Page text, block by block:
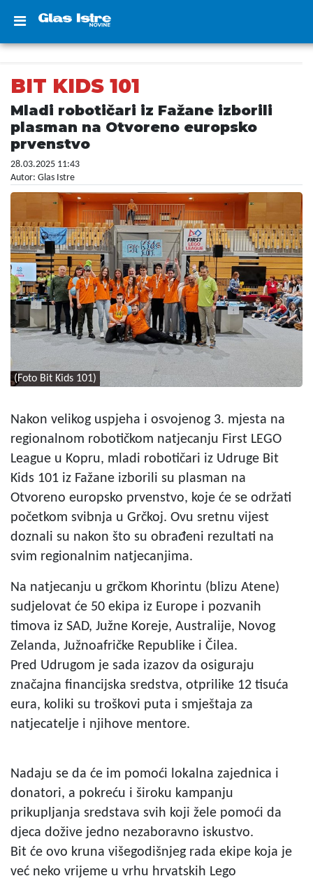
BIT KIDS 101
Mladi robotičari iz Fažane izborili
plasman na Otvoreno europsko
prvenstvo
28.03.2025 11:43
Autor: Glas Istre
(Foto Bit Kids 101)
Nakon velikog uspjeha i osvojenog 3. mjesta na
regionalnom robotičkom natjecanju First LEGO
League u Kopru, mladi robotičari iz Udruge Bit
Kids 101 iz Fažane izborili su plasman na
Otvoreno europsko prvenstvo, koje će se održati
početkom svibnja u Grčkoj. Ovu sretnu vijest
doznali su nakon što su obrađeni rezultati na
svim regionalnim natjecanjima.
Na natjecanju u grčkom Khorintu (blizu Atene)
sudjelovat će 50 ekipa iz Europe i pozvanih
timova iz SAD, Južne Koreje, Australije, Novog
Zelanda, Južnoafričke Republike i Čilea.
Pred Udrugom je sada izazov da osiguraju
značajna financijska sredstva, otprilike 12 tisuća
eura, koliki su troškovi puta i smještaja za
natjecatelje i njihove mentore.
Nadaju se da će im pomoći lokalna zajednica i
donatori, a pokreću i široku kampanju
prikupljanja sredstava svih koji žele pomoći da
djeca dožive jedno nezaboravno iskustvo.
Bit će ovo kruna višegodišnjeg rada ekipe koja je
već neko vrijeme u vrhu hrvatskih Lego